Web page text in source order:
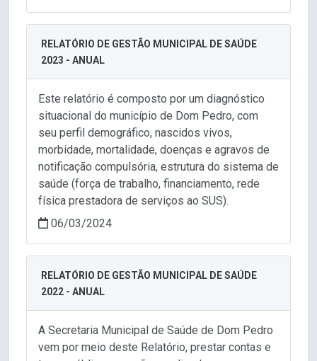
RELATÓRIO DE GESTÃO MUNICIPAL DE SAÚDE
2023 - ANUAL
Este relatório é composto por um diagnóstico
situacional do município de Dom Pedro, com
seu perfil demográfico, nascidos vivos,
morbidade, mortalidade, doenças e agravos de
notificação compulsória, estrutura do sistema de
saúde (força de trabalho, financiamento, rede
física prestadora de serviços ao SUS).
06/03/2024
RELATÓRIO DE GESTÃO MUNICIPAL DE SAÚDE
2022 - ANUAL
A Secretaria Municipal de Saúde de Dom Pedro
vem por meio deste Relatório, prestar contas e